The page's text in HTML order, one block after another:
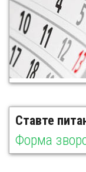
Ставте
Форма